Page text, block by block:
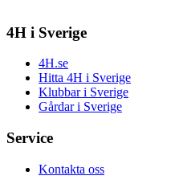
4H i Sverige
4H.se
Hitta 4H i Sverige
Klubbar i Sverige
Gårdar i Sverige
Service
Kontakta oss